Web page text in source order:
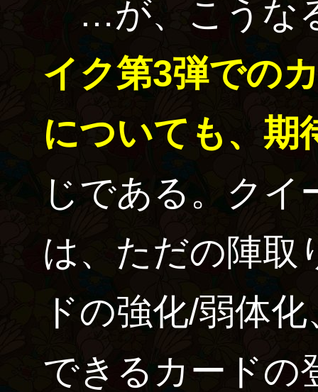
…が、こうな
イク第3弾での
についても、期
じである。クイ
は、ただの陣取
ドの強化/弱体
できるカードの